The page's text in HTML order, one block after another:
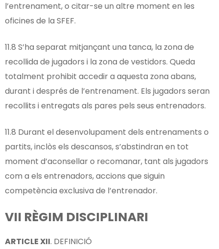
l’entrenament, o citar-se un altre moment en les
oficines de la SFEF.
11.8 S’ha separat mitjançant una tanca, la zona de
recollida de jugadors i la zona de vestidors. Queda
totalment prohibit accedir a aquesta zona abans,
durant i després de l’entrenament. Els jugadors seran
recollits i entregats als pares pels seus entrenadors.
11.8 Durant el desenvolupament dels entrenaments o
partits, inclòs els descansos, s’abstindran en tot
moment d’aconsellar o recomanar, tant als jugadors
com a els entrenadors, accions que siguin
competència exclusiva de l’entrenador.
VII RÈGIM DISCIPLINARI
ARTICLEXII. DEFINICIÓ